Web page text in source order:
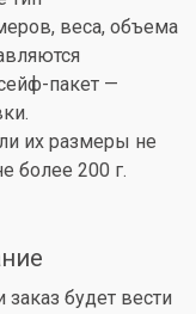
веса, объема
пакет —
их размеры не
более 200 г.
будет вести